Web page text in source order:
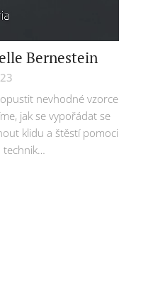
Bernestein
nevhodné vzorce
jak se vypořádat se
klidu a štěstí pomoci
technik